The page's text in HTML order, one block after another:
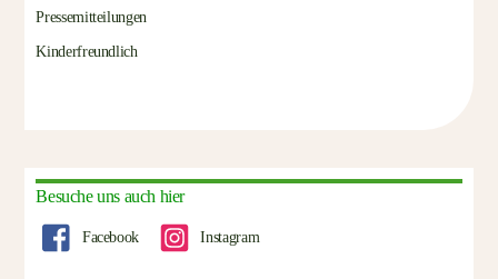
Pressemitteilungen
Kinderfreundlich
Besuche uns auch hier
Facebook Instagram